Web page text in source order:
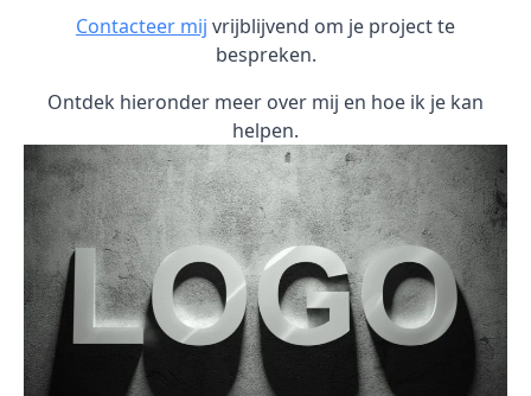
Contacteer mij vrijblijvend om je project te
bespreken.
Ontdek hieronder meer over mij en hoe ik je kan
helpen.